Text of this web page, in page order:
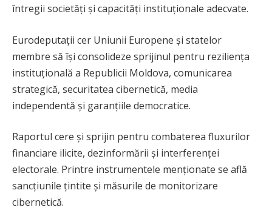
întregii societăți și capacități instituționale adecvate.
Eurodeputații cer Uniunii Europene și statelor
membre să își consolideze sprijinul pentru reziliența
instituțională a Republicii Moldova, comunicarea
strategică, securitatea cibernetică, media
independentă și garanțiile democratice.
Raportul cere și sprijin pentru combaterea fluxurilor
financiare ilicite, dezinformării și interferenței
electorale. Printre instrumentele menționate se află
sancțiunile țintite și măsurile de monitorizare
cibernetică.